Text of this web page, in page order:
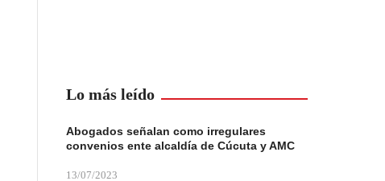
Lo más leído
Abogados señalan como irregulares
convenios ente alcaldía de Cúcuta y AMC
13/07/2023